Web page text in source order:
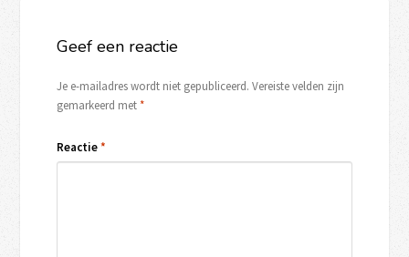
Geef een reactie
Je e-mailadres wordt niet gepubliceerd. Vereiste velden zijn
gemarkeerd met*
Reactie*